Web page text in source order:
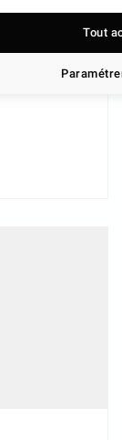
Tout